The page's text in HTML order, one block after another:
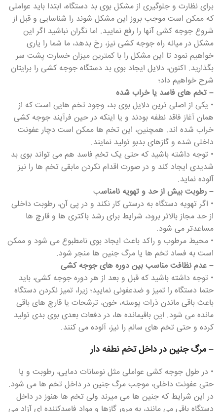
برای نظارت و جلوگیری از مشکل بوی بد دستگاه، ابتدا باید عواملی
که ممکن است موجب بروز این مشکل شوند را شناسایی و قبل از
شروع جوجه کشی آنها را رفع نمایید. اما نگران نباشید اگر این
مشکل در میانه راه جوجه کشی نیز، رخ بدهد، ما شما را یاری
خواهیم نمود تا این مشکل را با کمترین میزان خسارت پشت سر
بگذارید. اکنون، دلایل ایجاد بوی بد دستگاه جوجه کشی را برایتان
شرح خواهیم داد؛
– تخم های فاسد یا خراب شده
• یکی از اصلی ترین دلایل بوی بد، وجود تخم هایی است که از
همان آغاز فاقد نطفه بودند و یا اینکه در حین فرآیند جوجه کشی
خراب شده اند. همچنین، این تخم ها ممکن است دچار عفونت
داخلی شده و گازهای بدبو تولید نمایند.
• توجه داشته باشید که حتی یک تخم فاسد هم می تواند بوی بد
شدیدی ایجاد کند و در صورت اقدام نکردن مابقی تخم ها را نیز
آلوده نماید.
– رطوبت بیش از حد و تهویه نامناسب
• اگر تهویه دستگاه به درستی کار نکند و در پی آن، رطوبت داخلی
از حد مجاز بالاتر برود، شرایط برای رشد باکتری ها و قارچ ها
مساعدتر می شود.
• محیط مرطوب و راکد باعث ایجاد بوی نامطبوع می شود و ممکن
است به فساد تخم ها یا مرگ جنین ها منجر شود.
– عدم نظافت مناسب بین دوره های جوجه کشی
• توجه داشته باشید که قبل و بعد از هر دوره جوجه کشی، باید
حتما دستگاه را تمیز و ضدعفونی نمایید؛ زیرا، تمیز نکردن دستگاه
باعث باقی ماندن ذرات پوسته، خون، ترشحات یا قارچ های باقی
مانده می شود. این باقیمانده ها، در دفعات بعدی بوی بدی تولید
کرده و حتی تخم های سالم را نیز، آلوده می کنند.
– مرگ جنین در داخلتخم نطفه دار
• در طول جوجه کشی عواملی مثل نوسانات دمایی، رطوبت و یا
حتی عفونت داخلی، موجب مرگ جنین در داخل تخم ها می شود.
در این شرایط که جنین ها می میرند ولی تخم ها هنوز در داخل
دستگاه باقی می مانند، به مرور گازها و مواد فاسدکننده ای آزاد می